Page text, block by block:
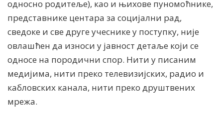
односно родитеље), као и њихове пуномоћнике,
представнике центара за социјални рад,
сведоке и све друге учеснике у поступку, није
овлашћен да износи у јавност детаље који се
односе на породични спор. Нити у писаним
медијима, нити преко телевизијских, радио и
кабловских канала, нити преко друштвених
мрежа.